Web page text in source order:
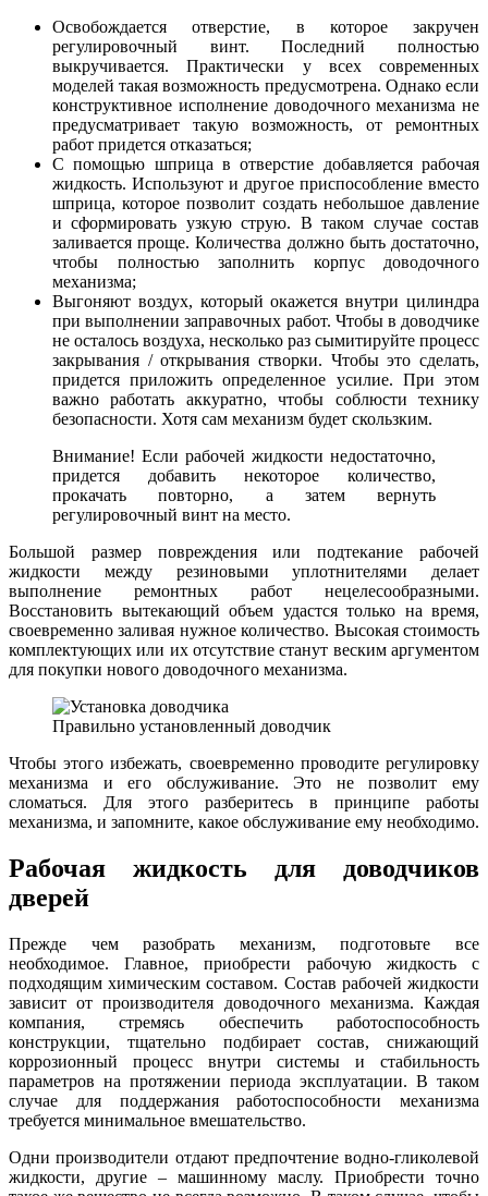
Освобождается отверстие, в которое закручен
регулировочный винт. Последний полностью
выкручивается. Практически у всех современных
моделей такая возможность предусмотрена. Однако если
конструктивное исполнение доводочного механизма не
предусматривает такую возможность, от ремонтных
работ придется отказаться;
С помощью шприца в отверстие добавляется рабочая
жидкость. Используют и другое приспособление вместо
шприца, которое позволит создать небольшое давление
и сформировать узкую струю. В таком случае состав
заливается проще. Количества должно быть достаточно,
чтобы полностью заполнить корпус доводочного
механизма;
Выгоняют воздух, который окажется внутри цилиндра
при выполнении заправочных работ. Чтобы в доводчике
не осталось воздуха, несколько раз сымитируйте процесс
закрывания / открывания створки. Чтобы это сделать,
придется приложить определенное усилие. При этом
важно работать аккуратно, чтобы соблюсти технику
безопасности. Хотя сам механизм будет скользким.
Внимание! Если рабочей жидкости недостаточно,
придется добавить некоторое количество,
прокачать повторно, а затем вернуть
регулировочный винт на место.
Большой размер повреждения или подтекание рабочей
жидкости между резиновыми уплотнителями делает
выполнение ремонтных работ нецелесообразными.
Восстановить вытекающий объем удастся только на время,
своевременно заливая нужное количество. Высокая стоимость
комплектующих или их отсутствие станут веским аргументом
для покупки нового доводочного механизма.
Правильно установленный доводчик
Чтобы этого избежать, своевременно проводите регулировку
механизма и его обслуживание. Это не позволит ему
сломаться. Для этого разберитесь в принципе работы
механизма, и запомните, какое обслуживание ему необходимо.
Рабочая жидкость для доводчиков
дверей
Прежде чем разобрать механизм, подготовьте все
необходимое. Главное, приобрести рабочую жидкость с
подходящим химическим составом. Состав рабочей жидкости
зависит от производителя доводочного механизма. Каждая
компания, стремясь обеспечить работоспособность
конструкции, тщательно подбирает состав, снижающий
коррозионный процесс внутри системы и стабильность
параметров на протяжении периода эксплуатации. В таком
случае для поддержания работоспособности механизма
требуется минимальное вмешательство.
Одни производители отдают предпочтение водно-гликолевой
жидкости, другие – машинному маслу. Приобрести точно